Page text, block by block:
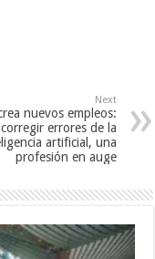
Next
nuevos empleos:
errores de la
artificial, una
profesión en auge